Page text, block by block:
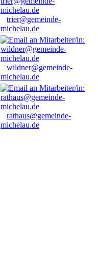
trier@gemeinde-
michelau.de
wildner@gemeinde-
michelau.de
rathaus@gemeinde-
michelau.de